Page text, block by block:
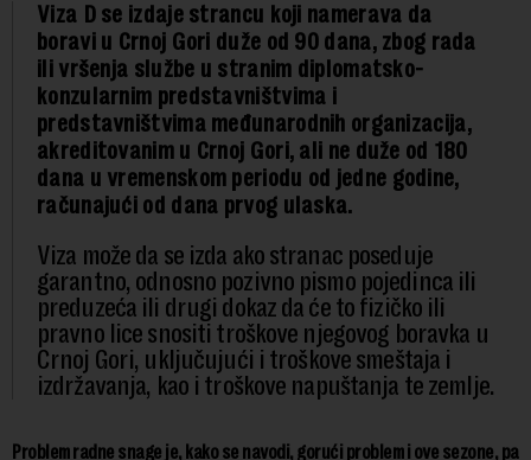
Viza D se izdaje strancu koji namerava da
boravi u Crnoj Gori duže od 90 dana, zbog rada
ili vršenja službe u stranim diplomatsko-
konzularnim predstavništvima i
predstavništvima međunarodnih organizacija,
akreditovanim u Crnoj Gori, ali ne duže od 180
dana u vremenskom periodu od jedne godine,
računajući od dana prvog ulaska.
Viza može da se izda ako stranac poseduje
garantno, odnosno pozivno pismo pojedinca ili
preduzeća ili drugi dokaz da će to fizičko ili
pravno lice snositi troškove njegovog boravka u
Crnoj Gori, uključujući i troškove smeštaja i
izdržavanja, kao i troškove napuštanja te zemlje.
Problem radne snage je, kako se navodi, gorući problem i ove sezone, pa